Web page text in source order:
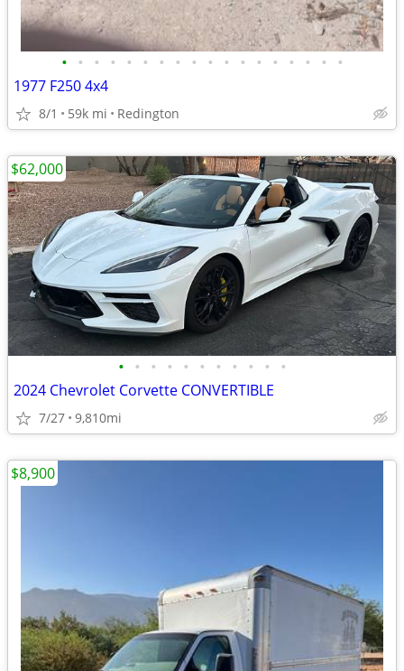
• • • • • • • • • • • • • • • • • •
1977 F250 4x4
8/1 59k mi Redington
• • • • • • • • • • •
2024 Chevrolet Corvette CONVERTIBLE
7/27 9,810mi
$62,000
$8,900